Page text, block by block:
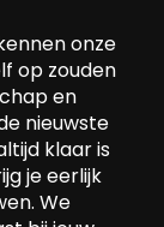
onze
op zouden
en
nieuwste
klaar is
je eerlijk
We